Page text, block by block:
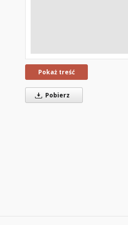
Pokaż treść
Pobierz